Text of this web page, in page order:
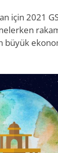
için 2021
büyük